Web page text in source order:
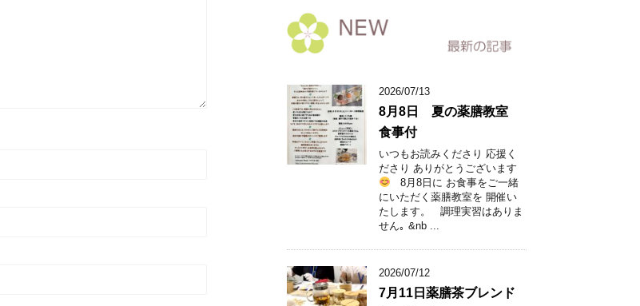
2026/07/13
8月8日 夏の薬膳教室
食事付
いつもお読みくださり 応援く
ださり ありがとうございます
8月8日に お食事をご一緒
にいただく薬膳教室を 開催い
たします。 調理実習はありま
せん｡ &nb ...
2026/07/12
7月11日薬膳茶ブレンド